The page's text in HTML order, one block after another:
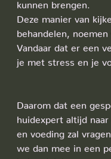
kunnen brengen.
Deze manier van
behandelen, noemen
Vandaar dat er een
je met stress en je
Daarom dat een
huidexpert altijd
en voeding zal
we dan mee in een